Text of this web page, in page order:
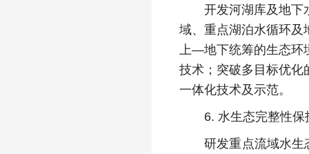
开发河湖库及地下水
域、重点湖泊水循环及
上—地下统筹的生态环
技术；突破多目标优化
一体化技术及示范。
6. 水生态完整性保
研发重点流域水生